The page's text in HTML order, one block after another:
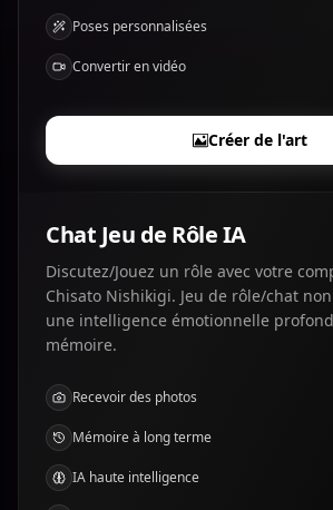
Poses personnalisées
Convertir en vidéo
Créer de l'art
Chat Jeu de Rôle IA
Discutez/Jouez un rôle avec votre
Chisato Nishikigi. Jeu de rôle/chat
une intelligence émotionnelle
mémoire.
Recevoir des photos
Mémoire à long terme
IA haute intelligence